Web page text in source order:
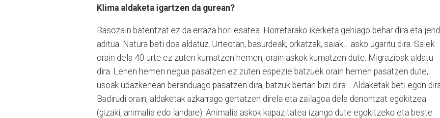
Klima aldaketa igartzen da gurean?
Basozain batentzat ez da erraza hori esatea. Horretarako ikerketa gehiago behar dira eta
aditua. Natura beti doa aldatuz. Urteotan, basurdeak, orkatzak, saiak… asko ugaritu dira. Saiek
orain dela 40 urte ez zuten kumatzen hemen, orain askok kumatzen dute. Migrazioak aldatu
dira. Lehen hemen negua pasatzen ez zuten espezie batzuek orain hemen pasatzen dute,
usoak udazkenean beranduago pasatzen dira, batzuk bertan bizi dira… Aldaketak beti egon
Badirudi orain, aldaketak azkarrago gertatzen direla eta zailagoa dela denontzat egokitzea
(gizaki, animalia edo landare). Animalia askok kapazitatea izango dute egokitzeko eta beste